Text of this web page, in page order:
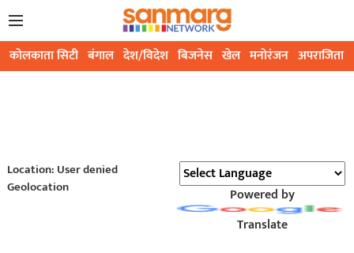
कोलकाता सिटी बंगाल देश/विदेश बिजनेस खेल मनोरंजन अपराजिता
Location: User denied
Geolocation
Powered by
Translate